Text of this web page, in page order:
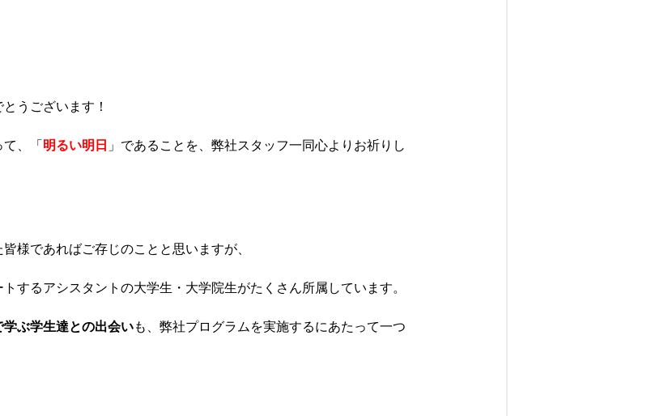
うございます！
、「 明るい明日 」であることを、弊社スタッフ一同心よりお祈りし
様であればご存じのことと思いますが、
するアシスタントの大学生・大学院生がたくさん所属しています。
ぶ学生達との出会いも、弊社プログラムを実施するにあたって一つ